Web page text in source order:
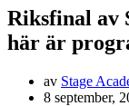
Riksfinal av
här är
av Stage
8 september,